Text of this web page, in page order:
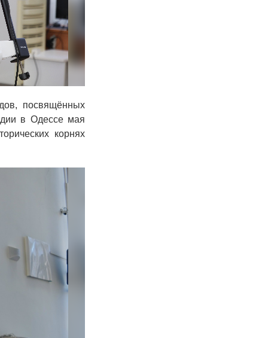
посвящённых
в Одессе мая
корнях